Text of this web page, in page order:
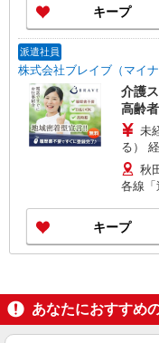
キープ
派遣社員
株式会社ブレイブ（マイ
介護
高齢
務先未
る）
る） ◎月収例 時給1650円×1日8時間×22日（週5
日）＝29万400円
い/週
にご
社規定
秋田県秋
各線「
キープ
あなたにおすすめ